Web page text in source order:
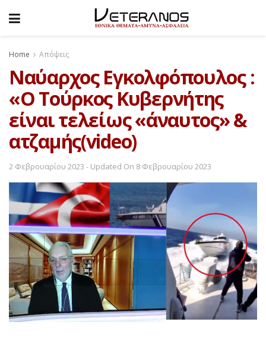
Home Απόψεις
Ναύαρχος Εγκολφόπουλος :
«Ο Τούρκος Κυβερνήτης
είναι τελείως «άναυτος» &
ατζαμής(video)
2 Φεβρουαρίου 2023 - Updated On 8 Φεβρουαρίου 2023